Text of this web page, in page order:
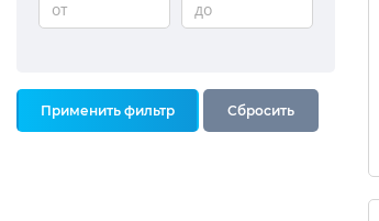
от до